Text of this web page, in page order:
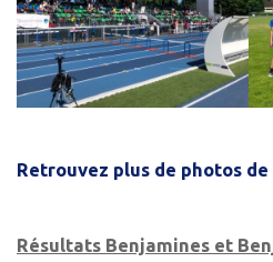
Retrouvez plus de photos
Résultats Benjamines et